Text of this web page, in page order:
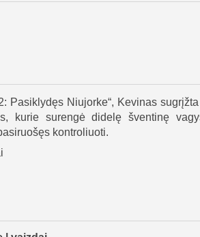
Pasiklydęs Niujorke“, Kevinas
kurie surengė didelę šventinę
kontroliuoti.